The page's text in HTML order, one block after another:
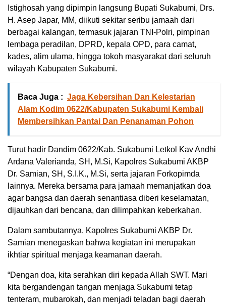
Istighosah yang dipimpin langsung Bupati Sukabumi, Drs.
H. Asep Japar, MM, diikuti sekitar seribu jamaah dari
berbagai kalangan, termasuk jajaran TNI-Polri, pimpinan
lembaga peradilan, DPRD, kepala OPD, para camat,
kades, alim ulama, hingga tokoh masyarakat dari seluruh
wilayah Kabupaten Sukabumi.
Baca Juga : Jaga Kebersihan Dan Kelestarian
Alam Kodim 0622/Kabupaten Sukabumi Kembali
Membersihkan Pantai Dan Penanaman Pohon
Turut hadir Dandim 0622/Kab. Sukabumi Letkol Kav Andhi
Ardana Valerianda, SH, M.Si, Kapolres Sukabumi AKBP
Dr. Samian, SH, S.I.K., M.Si, serta jajaran Forkopimda
lainnya. Mereka bersama para jamaah memanjatkan doa
agar bangsa dan daerah senantiasa diberi keselamatan,
dijauhkan dari bencana, dan dilimpahkan keberkahan.
Dalam sambutannya, Kapolres Sukabumi AKBP Dr.
Samian menegaskan bahwa kegiatan ini merupakan
ikhtiar spiritual menjaga keamanan daerah.
“Dengan doa, kita serahkan diri kepada Allah SWT. Mari
kita bergandengan tangan menjaga Sukabumi tetap
tenteram, mubarokah, dan menjadi teladan bagi daerah